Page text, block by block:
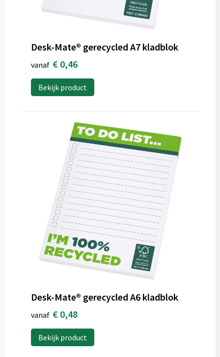
Desk-Mate® gerecycled A7 kladblok
vanaf € 0,46
Bekijk product
Desk-Mate® gerecycled A6 kladblok
vanaf € 0,48
Bekijk product